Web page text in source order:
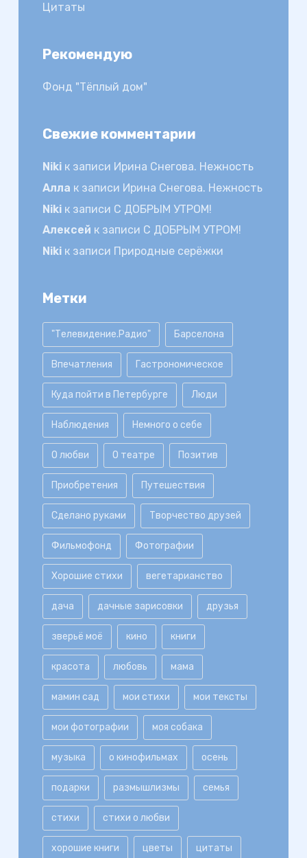
Цитаты
Рекомендую
Фонд "Тёплый дом"
Свежие комментарии
Nikiк записи Ирина Снегова. Нежность
Алла к записи Ирина Снегова. Нежность
Nikiк записи С ДОБРЫМ УТРОМ!
Алексей к записи С ДОБРЫМ УТРОМ!
Nikiк записи Природные серёжки
Метки
"Телевидение.Радио" Барселона
Впечатления Гастрономическое
Куда пойти в Петербурге Люди
Наблюдения Немного о себе
О любви О театре Позитив
Приобретения Путешествия
Сделано руками Творчество друзей
Фильмофонд Фотографии
Хорошие стихи вегетарианство
дача дачные зарисовки друзья
зверьё моё кино книги
красота любовь мама
мамин сад мои стихи мои тексты
мои фотографии моя собака
музыка о кинофильмах осень
подарки размышлизмы семья
стихи стихи о любви
хорошие книги цветы цитаты